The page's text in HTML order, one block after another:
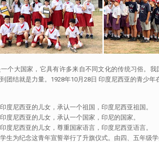
个大国家，它具有许多来自不同文化的传统习俗。
团结就是力量。1928年10月28日 印度尼西亚的青少
度尼西亚的儿女，承认一个祖国，印度尼西亚祖国。
度尼西亚的儿女，承认一个国家，印尼的国家。
度尼西亚的儿女，尊重国家语言，印度尼西亚语言。
生为纪念这青年宣誓举行了升旗仪式。由四、五年级